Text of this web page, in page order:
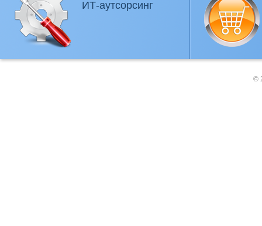
ИТ-аутсорсинг
©